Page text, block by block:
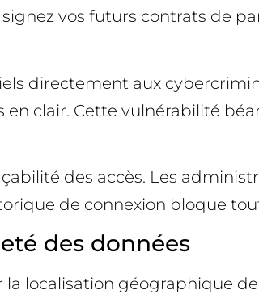
vos futurs contrats de
directement aux
clair. Cette vulnérabilité
des accès. Les
de connexion bloque
des données
localisation géographique